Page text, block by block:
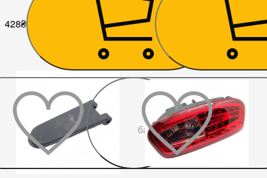
428₴ 252₴
До
бажаного